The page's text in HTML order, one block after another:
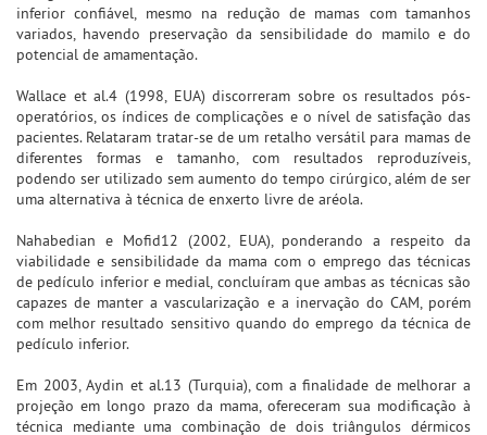
inferior confiável, mesmo na redução de mamas com tamanhos
variados, havendo preservação da sensibilidade do mamilo e do
potencial de amamentação.
Wallace et al.4 (1998, EUA) discorreram sobre os resultados pós-
operatórios, os índices de complicações e o nível de satisfação das
pacientes. Relataram tratar-se de um retalho versátil para mamas de
diferentes formas e tamanho, com resultados reproduzíveis,
podendo ser utilizado sem aumento do tempo cirúrgico, além de ser
uma alternativa à técnica de enxerto livre de aréola.
Nahabedian e Mofid12 (2002, EUA), ponderando a respeito da
viabilidade e sensibilidade da mama com o emprego das técnicas
de pedículo inferior e medial, concluíram que ambas as técnicas são
capazes de manter a vascularização e a inervação do CAM, porém
com melhor resultado sensitivo quando do emprego da técnica de
pedículo inferior.
Em 2003, Aydin et al.13 (Turquia), com a finalidade de melhorar a
projeção em longo prazo da mama, ofereceram sua modificação à
técnica mediante uma combinação de dois triângulos dérmicos